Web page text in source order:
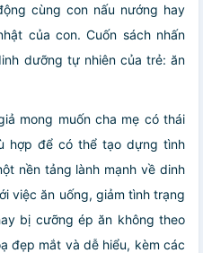
cùng con nấu nướng hay
của con. Cuốn sách nhấn
dưỡng tự nhiên của trẻ: ăn
mong muốn cha mẹ có thái
hợp để có thể tạo dựng tình
nền tảng lành mạnh về dinh
việc ăn uống, giảm tình trạng
bị cưỡng ép ăn không theo
đẹp mắt và dễ hiểu, kèm các